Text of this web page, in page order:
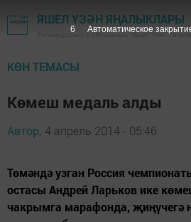
ЯШЕЛ ҮЗӘН ЯҢАЛЫКЛАРЫ
Зеленодольск районының "Яшел Үзән"
КӨН ТЕМАСЫ
Көмеш медаль алды
Автор, 4 апрель 2014 - 05:46
Төмәндә узган Россия
остасы Андрей Ларьков ике
чакрымга марафонда, җиңүчегә
5 Автоматическое